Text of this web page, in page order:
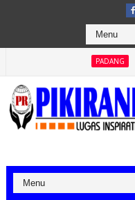
PADANG